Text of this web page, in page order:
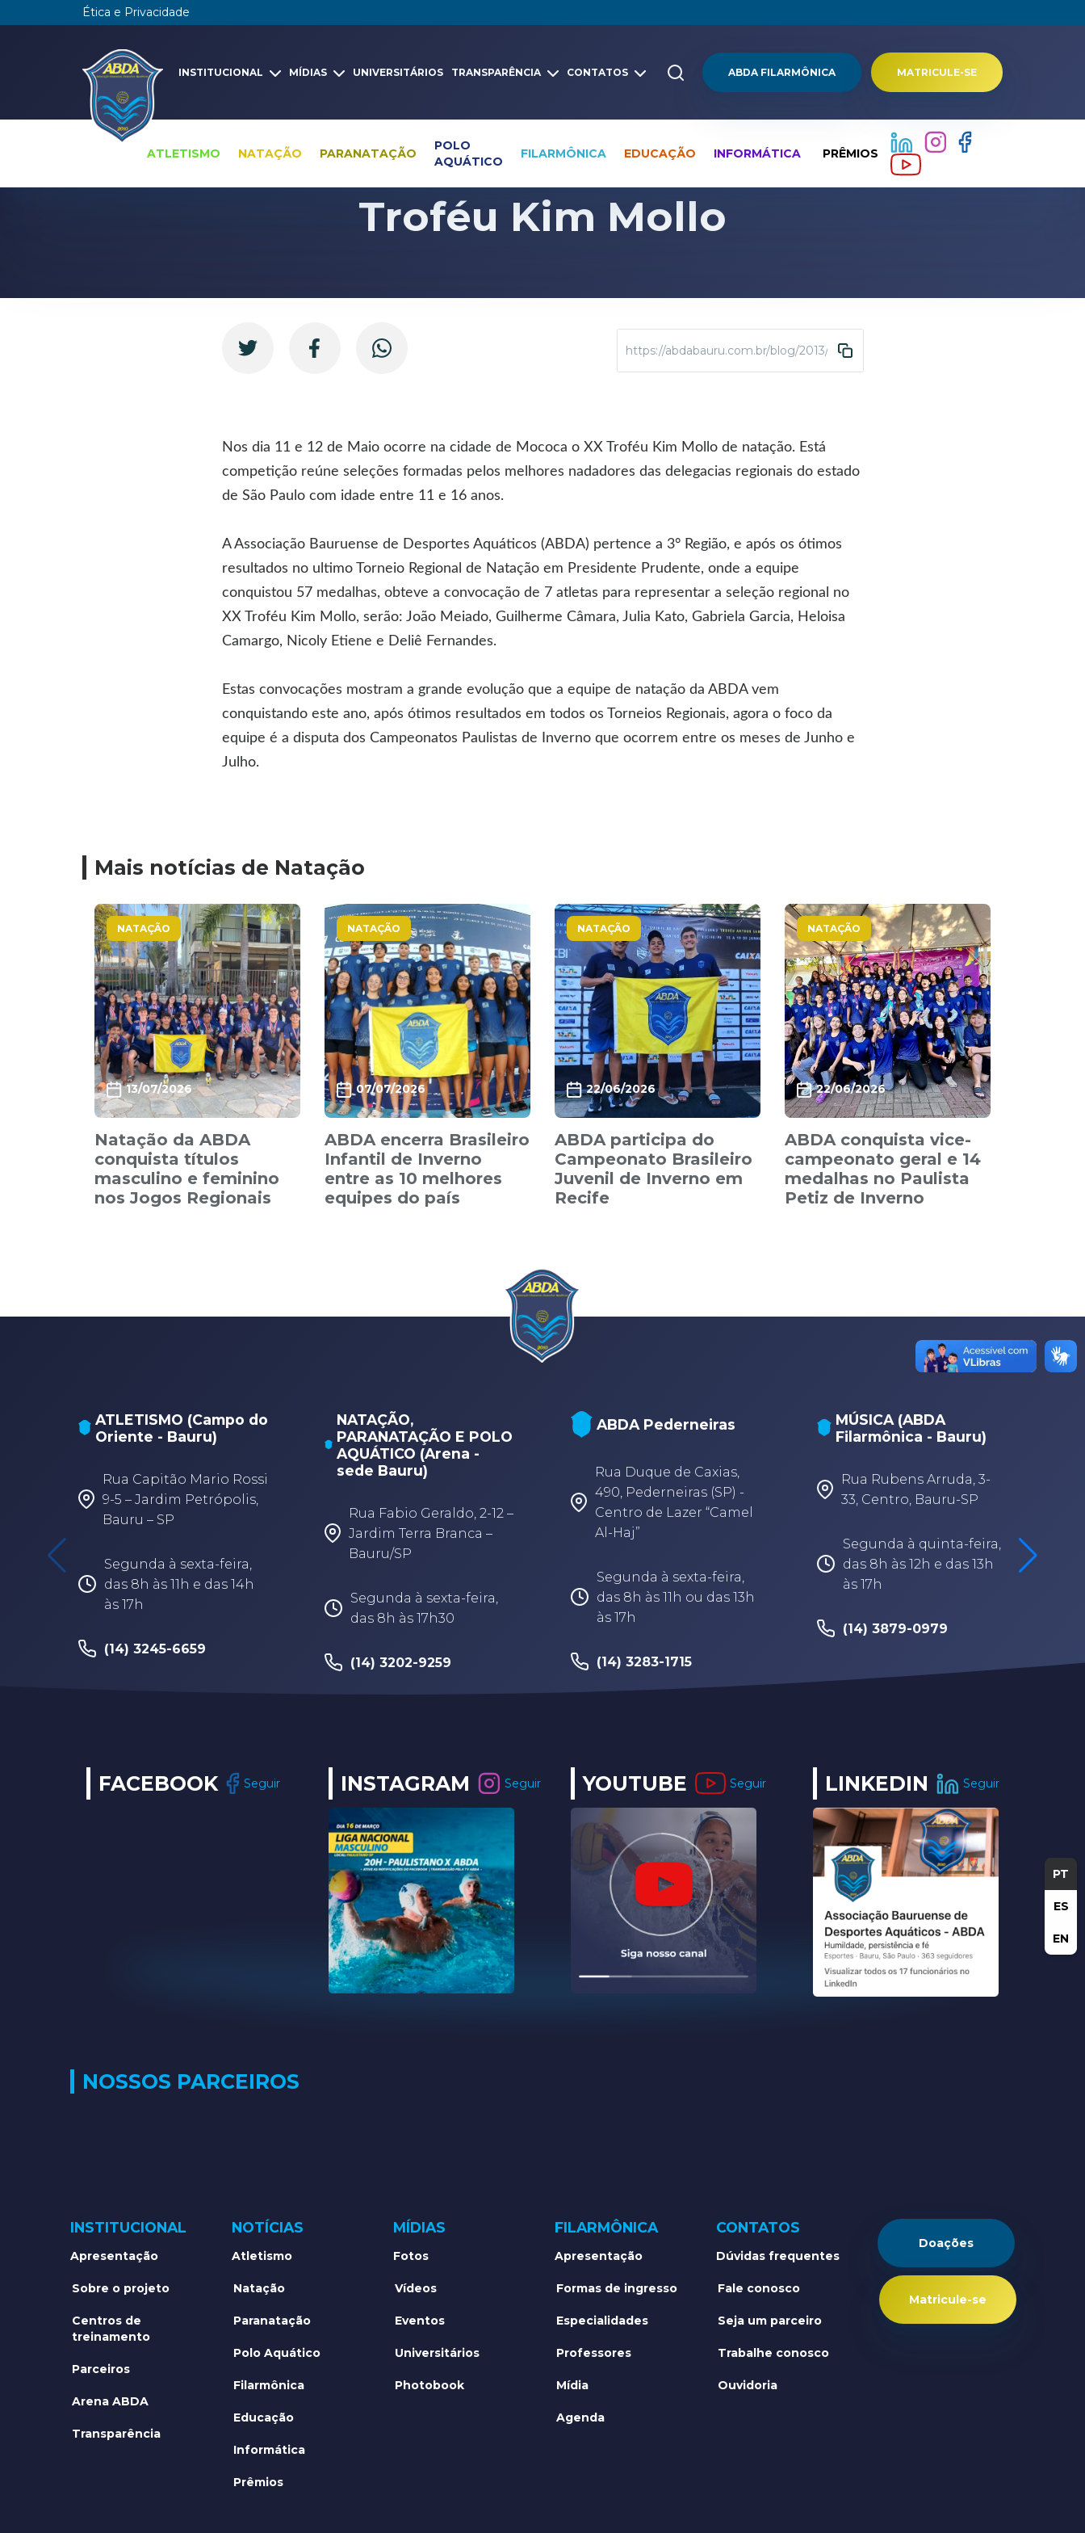
Ética e Privacidade
INSTITUCIONAL MÍDIAS UNIVERSITÁRIOS TRANSPARÊNCIA CONTATOS ABDA FILARMÔNICA MATRICULE-SE
ATLETISMO NATAÇÃO PARANATAÇÃO
POLO
AQUÁTICO
FILARMÔNICA EDUCAÇÃO INFORMÁTICA PRÊMIOS
PT
ES
EN
Pesquisa global Notícias Natação
Troféu Kim Mollo
https://abdabauru.com.br/blog/2013/09/13/trofeu-kim-mollo-2/
Nos dia 11 e 12 de Maio ocorre na cidade de Mococa o XX Troféu Kim Mollo de natação. Está
competição reúne seleções formadas pelos melhores nadadores das delegacias regionais do estado
de São Paulo com idade entre 11 e 16 anos.
A Associação Bauruense de Desportes Aquáticos (ABDA) pertence a 3° Região, e após os ótimos
resultados no ultimo Torneio Regional de Natação em Presidente Prudente, onde a equipe
conquistou 57 medalhas, obteve a convocação de 7 atletas para representar a seleção regional no
XX Troféu Kim Mollo, serão: João Meiado, Guilherme Câmara, Julia Kato, Gabriela Garcia, Heloisa
Camargo, Nicoly Etiene e Deliê Fernandes.
Estas convocações mostram a grande evolução que a equipe de natação da ABDA vem
conquistando este ano, após ótimos resultados em todos os Torneios Regionais, agora o foco da
equipe é a disputa dos Campeonatos Paulistas de Inverno que ocorrem entre os meses de Junho e
Julho.
Mais notícias de Natação
NATAÇÃO
13/07/2026
Natação da ABDA
conquista títulos
masculino e feminino
nos Jogos Regionais
NATAÇÃO
07/07/2026
ABDA encerra Brasileiro
Infantil de Inverno
entre as 10 melhores
equipes do país
NATAÇÃO
22/06/2026
ABDA participa do
Campeonato Brasileiro
Juvenil de Inverno em
Recife
NATAÇÃO
22/06/2026
ABDA conquista vice-
campeonato geral e 14
medalhas no Paulista
Petiz de Inverno
ATLETISMO (Campo do
Oriente - Bauru)
Rua Capitão Mario Rossi
9-5 – Jardim Petrópolis,
Bauru – SP
Segunda à sexta-feira,
das 8h às 11h e das 14h
às 17h
(14) 3245-6659
NATAÇÃO,
PARANATAÇÃO E POLO
AQUÁTICO (Arena -
sede Bauru)
Rua Fabio Geraldo, 2-12 –
Jardim Terra Branca –
Bauru/SP
Segunda à sexta-feira,
das 8h às 17h30
(14) 3202-9259
ABDA Pederneiras
Rua Duque de Caxias,
490, Pederneiras (SP) -
Centro de Lazer “Camel
Al-Haj”
Segunda à sexta-feira,
das 8h às 11h ou das 13h
às 17h
(14) 3283-1715
MÚSICA (ABDA
Filarmônica - Bauru)
Rua Rubens Arruda, 3-
33, Centro, Bauru-SP
Segunda à quinta-feira,
das 8h às 12h e das 13h
às 17h
(14) 3879-0979
FACEBOOK Seguir INSTAGRAM Seguir YOUTUBE Seguir LINKEDIN Seguir
NOSSOS PARCEIROS
INSTITUCIONAL
Apresentação
Sobre o projeto
Centros de
treinamento
Parceiros
Arena ABDA
Transparência
NOTÍCIAS
Atletismo
Natação
Paranatação
Polo Aquático
Filarmônica
Educação
Informática
Prêmios
MÍDIAS
Fotos
Vídeos
Eventos
Universitários
Photobook
FILARMÔNICA
Apresentação
Formas de ingresso
Especialidades
Professores
Mídia
Agenda
CONTATOS
Dúvidas frequentes
Fale conosco
Seja um parceiro
Trabalhe conosco
Ouvidoria
Doações
Matricule-se